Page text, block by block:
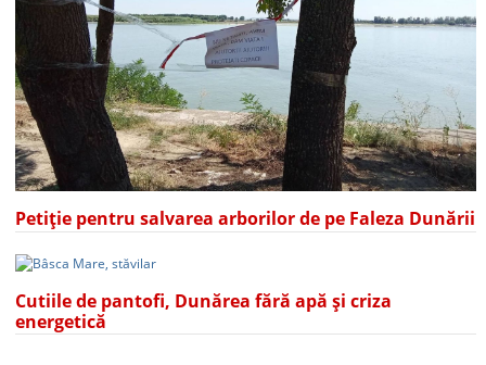
Petiție pentru salvarea arborilor de pe Faleza Dunării
Cutiile de pantofi, Dunărea fără apă și criza
energetică